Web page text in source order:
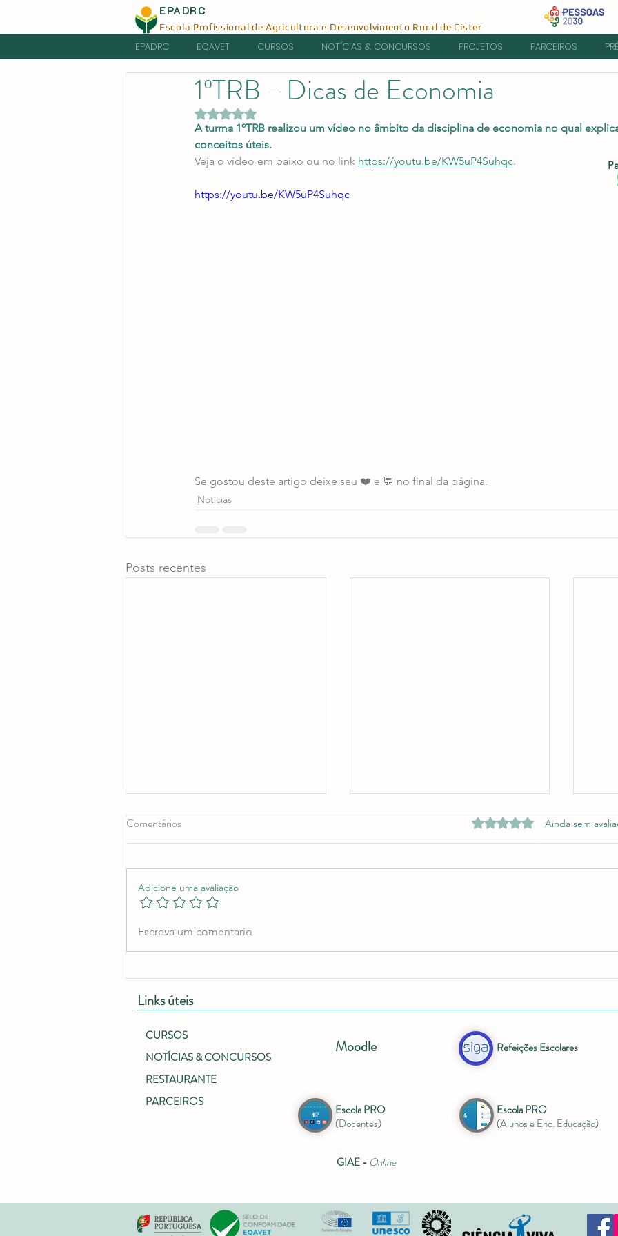
EPADRC
Escola Profissional de Agricultura e Desenvolvimento Rural de Cister
EPADRC EQAVET CURSOS NOTÍCIAS & CONCURSOS PROJETOS PARCEIROS
1ºTRB - Dicas de Economia
Avaliado com NaN de 5 estrelas.
A turma 1ºTRB realizou um vídeo no âmbito da disciplina de economia no qual
conceitos úteis.
Veja o vídeo em baixo ou no link https://youtu.be/KW5uP4Suhqc.
https://youtu.be/KW5uP4Suhqc
Se gostou deste artigo deixe seu ❤️ e 💬 no final da página.
Notícias
Posts recentes
Comentários Avaliado com 0 de 5 estrelas.
Ainda sem
Adicione uma avaliação
Escreva um comentário
Links úteis
CURSOS
NOTÍCIAS & CONCURSOS
RESTAURANTE
PARCEIROS
Moodle
Escola PRO
(Docentes)
GIAE - Online
Refeições Escolares
Escola PRO
(Alunos e Enc. Educação)